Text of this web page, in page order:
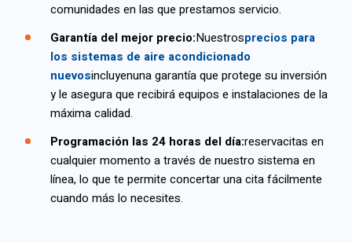
comunidades en las que prestamos servicio.
Garantía del mejor precio:Nuestrosprecios para
los sistemas de aire acondicionado
nuevosincluyenuna garantía que protege su inversión
y le asegura que recibirá equipos e instalaciones de la
máxima calidad.
Programación las 24 horas del día:reservacitas en
cualquier momento a través de nuestro sistema en
línea, lo que te permite concertar una cita fácilmente
cuando más lo necesites.